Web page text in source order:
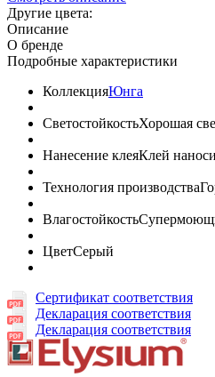
Другие цвета:
Описание
О бренде
Подробные характеристики
КоллекцияЮнга
СветостойкостьХорошая
Нанесение клеяКлей
Технология производства
Влагостойкость
ЦветСерый
Сертификат соответствия
Декларация соответствия
Декларация соответствия